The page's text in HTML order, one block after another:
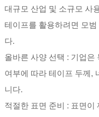
대규모 산업 및 소규모 사
테이프를 활용하려면 모
다.
올바른 사양 선택 : 기업은
여부에 따라 테이프 두께,
니다.
적절한 표면 준비 : 표면이